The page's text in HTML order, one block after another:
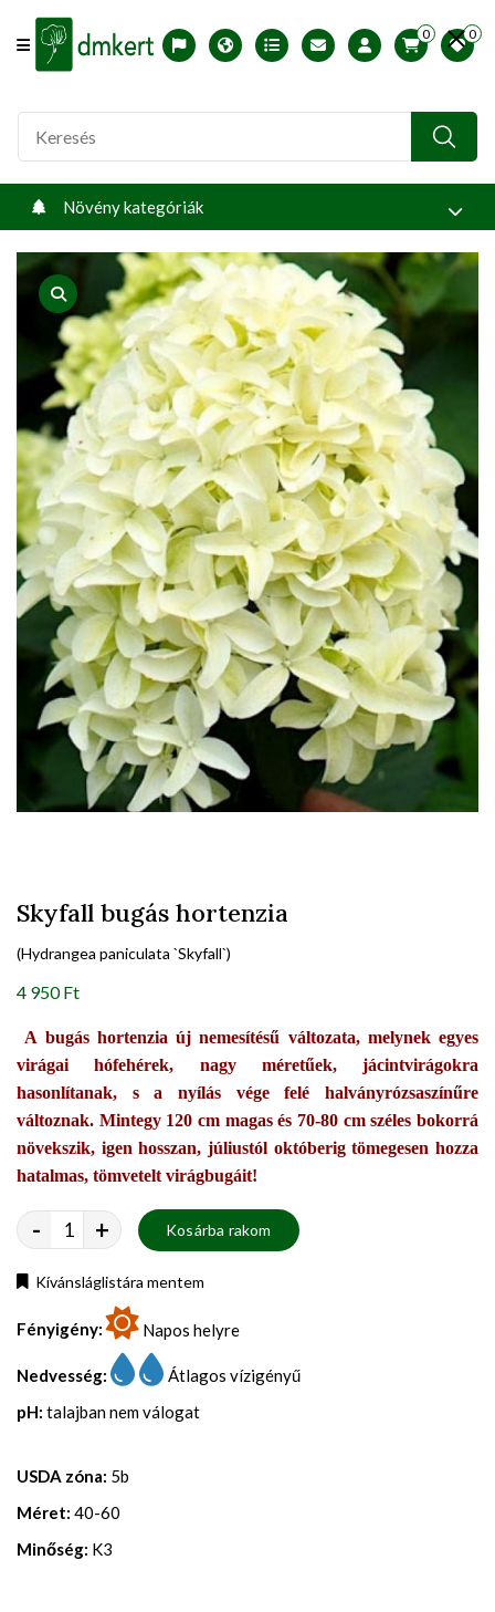
Offcanvas Menu Open
English version
Télállósági zónák
Nyomtatható ABC árjegyzék
Profilom
0 0
Növény kategóriák
product view
Skyfall bugás hortenzia
(Hydrangea paniculata `Skyfall`)
4 950 Ft
A bugás hortenzia új nemesítésű változata, melynek egyes
virágai hófehérek, nagy méretűek, jácintvirágokra
hasonlítanak, s a nyílás vége felé halványrózsaszínűre
változnak. Mintegy 120 cm magas és 70-80 cm széles bokorrá
növekszik, igen hosszan, júliustól októberig tömegesen hozza
hatalmas, tömvetelt virágbugáit!
- + Kosárba rakom
Kívánsláglistára mentem
Fényigény: Napos helyre
Nedvesség:
Átlagos vízigényű
pH: talajban nem válogat
USDA zóna: 5b
Méret: 40-60
Minőség: K3